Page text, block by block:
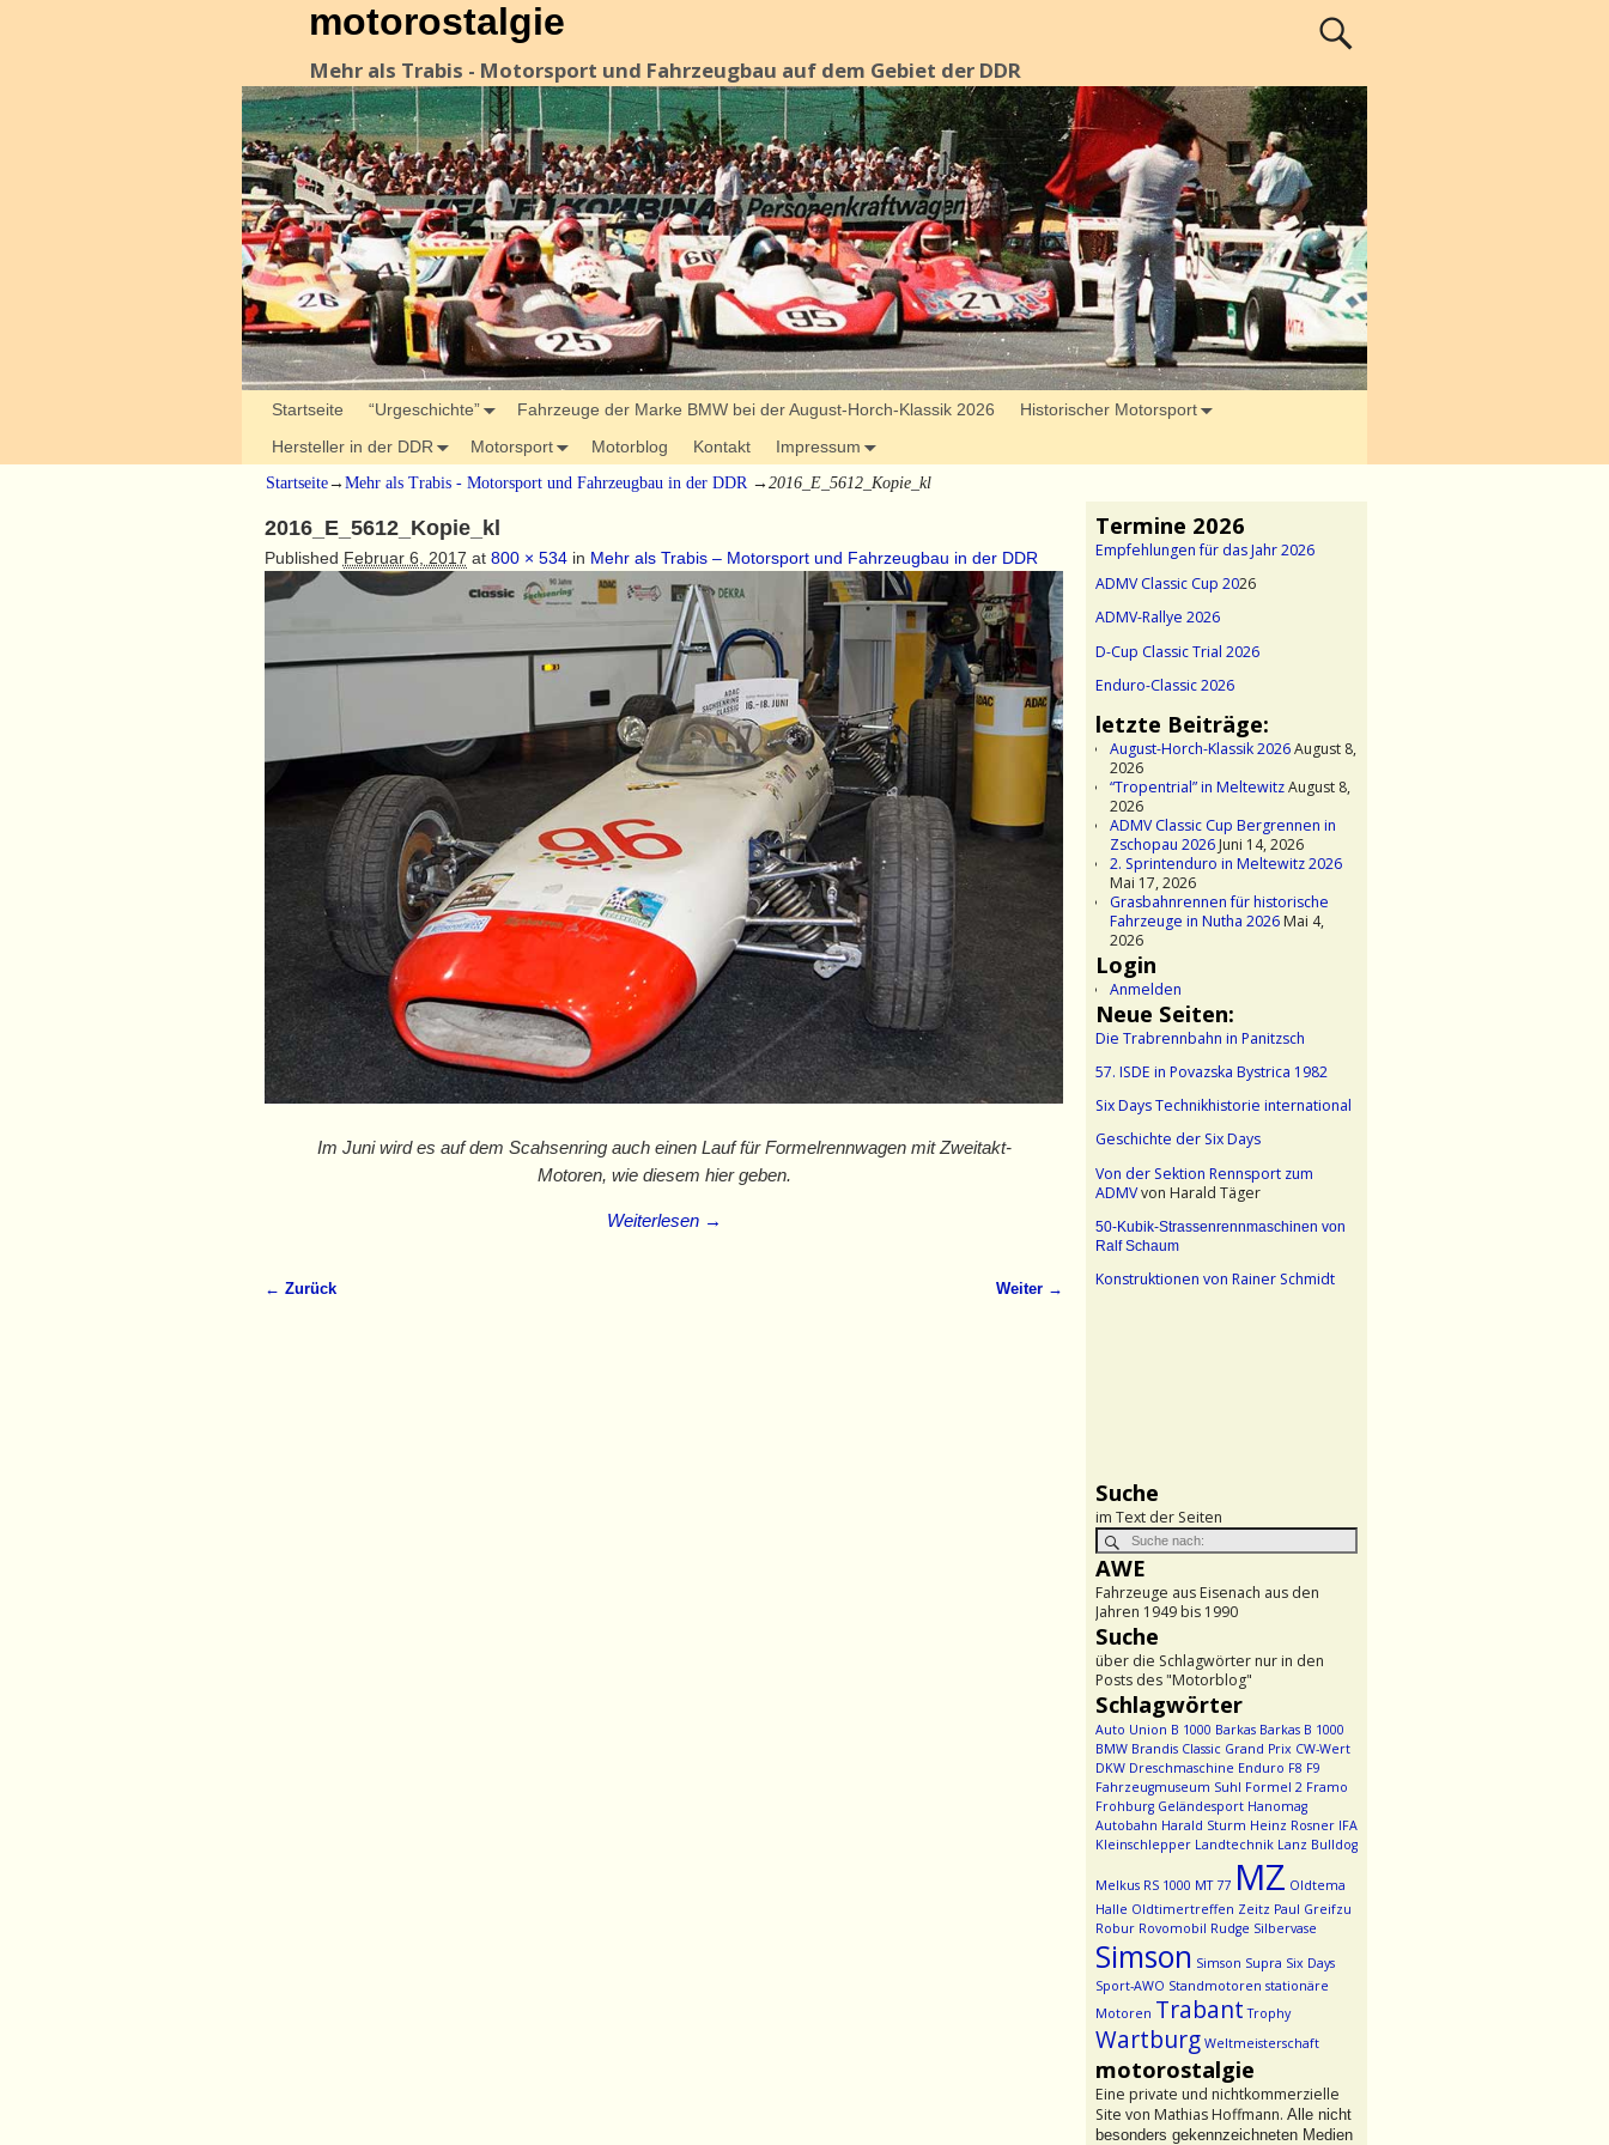
motorostalgie
Mehr als Trabis - Motorsport und Fahrzeugbau auf dem Gebiet der DDR
Startseite “Urgeschichte” Fahrzeuge der Marke BMW bei der August-Horch-Klassik 2026
Historischer Motorsport
Hersteller in der DDR
Motorsport Motorblog Kontakt Impressum
Startseite→ Mehr als Trabis - Motorsport und Fahrzeugbau in der DDR→ 2016_E_5612_Kopie_kl
2016_E_5612_Kopie_kl
Published Februar 6, 2017 at 800 × 534in Mehr als Trabis – Motorsport und Fahrzeugbau in der DDR
Im Juni wird es auf dem Scahsenring auch einen Lauf für Formelrennwagen mit Zweitakt-
Motoren, wie diesem hier geben.
Weiterlesen →
← Zurück Weiter →
Termine 2026
Empfehlungen für das Jahr 2026
ADMV Classic Cup 2026
ADMV-Rallye 2026
D-Cup Classic Trial 2026
Enduro-Classic 2026
letzte Beiträge:
August-Horch-Klassik 2026August 8,
2026
“Tropentrial” in MeltewitzAugust 8,
2026
ADMV Classic Cup Bergrennen in
Zschopau 2026Juni 14, 2026
2. Sprintenduro in Meltewitz 2026
Mai 17, 2026
Grasbahnrennen für historische
Fahrzeuge in Nutha 2026Mai 4,
2026
Login
Anmelden
Neue Seiten:
Die Trabrennbahn in Panitzsch
57. ISDE in Povazska Bystrica 1982
Six Days Technikhistorie international
Geschichte der Six Days
Von der Sektion Rennsport zum
ADMVvon Harald Täger
50-Kubik-Strassenrennmaschinen von
Ralf Schaum
Konstruktionen von Rainer Schmidt
Suche
im Text der Seiten
AWE
Fahrzeuge aus Eisenach aus den
Jahren 1949 bis 1990
Suche
über die Schlagwörter nur in den
Posts des "Motorblog"
Schlagwörter
Auto Union B 1000 Barkas Barkas B 1000
BMW Brandis Classic Grand Prix CW-Wert
DKW Dreschmaschine Enduro F8 F9
Fahrzeugmuseum Suhl Formel 2 Framo
Frohburg Geländesport Hanomag
Autobahn Harald Sturm Heinz Rosner IFA
Kleinschlepper Landtechnik Lanz Bulldog
Melkus RS 1000 MT 77 MZ Oldtema
Halle Oldtimertreffen Zeitz Paul Greifzu
Robur Rovomobil Rudge Silbervase
Simson Simson Supra Six Days
Sport-AWO Standmotoren stationäre
Motoren Trabant Trophy
Wartburg Weltmeisterschaft
motorostalgie
Eine private und nichtkommerzielle
Site von Mathias Hoffmann. Alle nicht
besonders gekennzeichneten Medien